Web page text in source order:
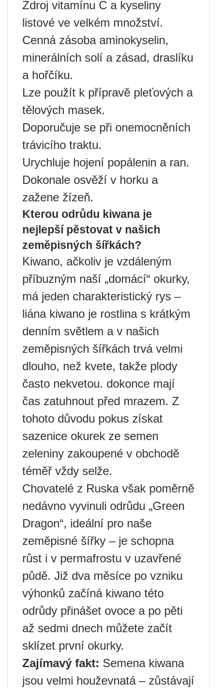
Zdroj vitamínu C a kyseliny
listové ve velkém množství.
Cenná zásoba aminokyselin,
minerálních solí a zásad, draslíku
a hořčíku.
Lze použít k přípravě pleťových a
tělových masek.
Doporučuje se při onemocněních
trávicího traktu.
Urychluje hojení popálenin a ran.
Dokonale osvěží v horku a
zažene žízeň.
Kterou odrůdu kiwana je
nejlepší pěstovat v našich
zeměpisných šířkách?
Kiwano, ačkoliv je vzdáleným
příbuzným naší „domácí“ okurky,
má jeden charakteristický rys –
liána kiwano je rostlina s krátkým
denním světlem a v našich
zeměpisných šířkách trvá velmi
dlouho, než kvete, takže plody
často nekvetou. dokonce mají
čas zatuhnout před mrazem. Z
tohoto důvodu pokus získat
sazenice okurek ze semen
zeleniny zakoupené v obchodě
téměř vždy selže.
Chovatelé z Ruska však poměrně
nedávno vyvinuli odrůdu „Green
Dragon“, ideální pro naše
zeměpisné šířky – je schopna
růst i v permafrostu v uzavřené
půdě. Již dva měsíce po vzniku
výhonků začíná kiwano této
odrůdy přinášet ovoce a po pěti
až sedmi dnech můžete začít
sklízet první okurky.
Zajímavý fakt: Semena kiwana
jsou velmi houževnatá – zůstávají